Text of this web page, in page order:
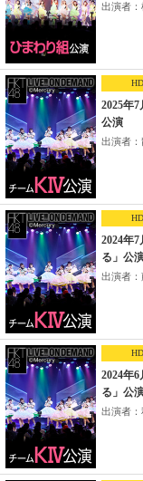
出演者：
HD
2025年
公演
出演者：
HD
2024年
る」公
出演者：
HD
2024年
る」公
出演者：